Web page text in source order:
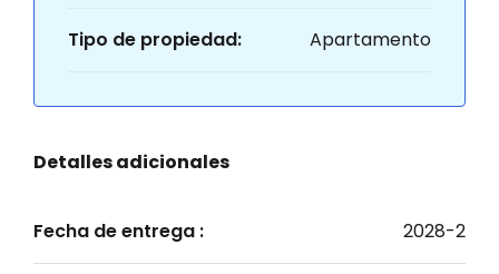
Tipo de propiedad: Apartamento
Detalles adicionales
Fecha de entrega : 2028-2